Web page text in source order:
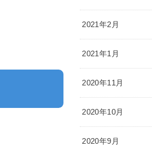
2021年2月
2021年1月
2020年11月
2020年10月
2020年9月